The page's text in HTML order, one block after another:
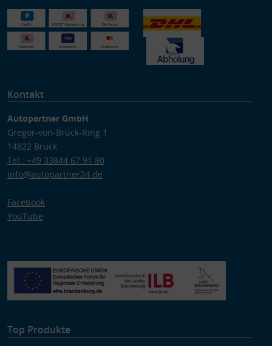
Kontakt
Autopartner GmbH
Gregor-von-Brück-Ring 1
14822 Brück
Tel.: +49 33844 67 91 80
info@autopartner24.de
Facebook
YouTube
Top Produkte